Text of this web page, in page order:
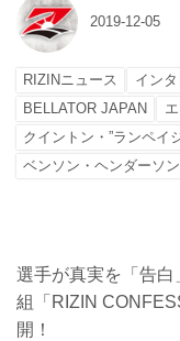
2019-12-05
RIZINニュース イン
BELLATOR JAPAN
クイントン・”ランペイ
ベンソン・ヘンダーソン
選手が真実を「告
組「RIZIN
開！